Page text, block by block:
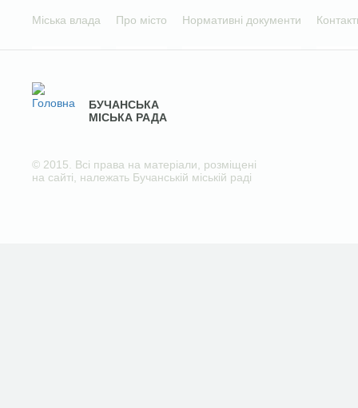
Міська влада Про місто Нормативні документи
БУЧАНСЬКА
МІСЬКА РАДА
© 2015. Всі права на матеріали, розміщені
на сайті, належать Бучанській міській раді